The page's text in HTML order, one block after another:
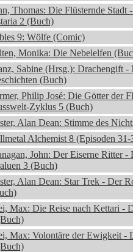
Thomas: Die Flüsternde Stadt
2 (Buch)
9: Wölfe (Comic)
Monika: Die Nebelelfen
Sabine (Hrsg.): Drachengift -
(Buch)
Philip José: Die Götter der
Zyklus 5 (Buch)
Alan Dean: Stimme des
Alchemist 8 (Episoden
John: Der Eiserne Ritter
3 (Buch)
Alan Dean: Star Trek - Der
Max: Die Reise nach Kettari -
Max: Volontäre der Ewigkeit -